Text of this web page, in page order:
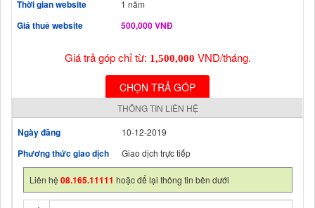
Thời gian website
1 năm
Giá thuê website 500,000 VNĐ
Giá trả góp chỉ từ: 1,500,000 VND/tháng.
CHỌN TRẢ GÓP
THÔNG TIN LIÊN HỆ
Ngày đăng 10-12-2019
Phương thức giao dịch Giao dịch trực tiếp
Liên hệ08.165.11111 hoặc để lại thông tin bên dưới